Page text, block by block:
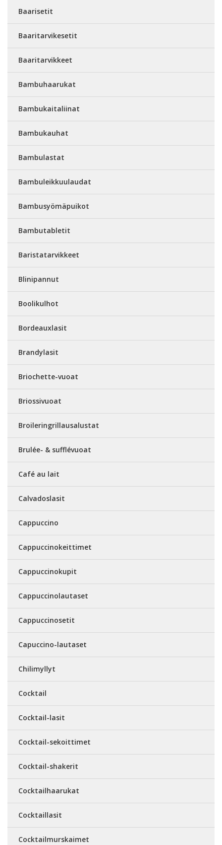
Baarisetit
Baaritarvikesetit
Baaritarvikkeet
Bambuhaarukat
Bambukaitaliinat
Bambukauhat
Bambulastat
Bambuleikkuulaudat
Bambusyömäpuikot
Bambutabletit
Baristatarvikkeet
Blinipannut
Boolikulhot
Bordeauxlasit
Brandylasit
Briochette-vuoat
Briossivuoat
Broileringrillausalustat
Brulée- & sufflévuoat
Café au lait
Calvadoslasit
Cappuccino
Cappuccinokeittimet
Cappuccinokupit
Cappuccinolautaset
Cappuccinosetit
Capuccino-lautaset
Chilimyllyt
Cocktail
Cocktail-lasit
Cocktail-sekoittimet
Cocktail-shakerit
Cocktailhaarukat
Cocktaillasit
Cocktailmurskaimet